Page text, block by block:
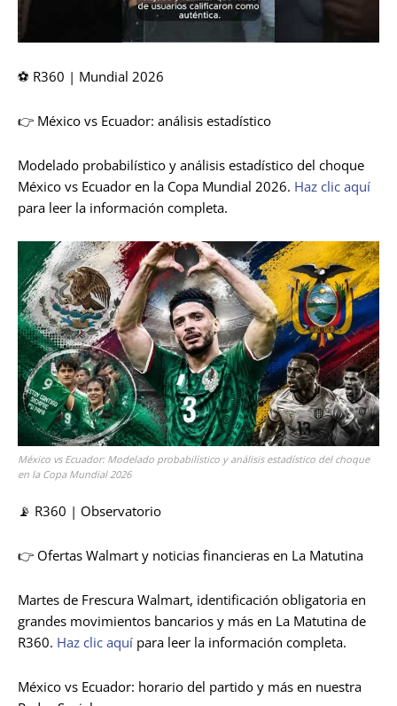
⚽ R360 | Mundial 2026
👉 México vs Ecuador: análisis estadístico
Modelado probabilístico y análisis estadístico del choque
México vs Ecuador en la Copa Mundial 2026. Haz clic aquí
para leer la información completa.
México vs Ecuador: Modelado probabilístico y análisis estadístico del choque
en la Copa Mundial 2026
📡 R360 | Observatorio
👉 Ofertas Walmart y noticias financieras en La Matutina
Martes de Frescura Walmart, identificación obligatoria en
grandes movimientos bancarios y más en La Matutina de
R360. Haz clic aquí para leer la información completa.
México vs Ecuador: horario del partido y más en nuestra